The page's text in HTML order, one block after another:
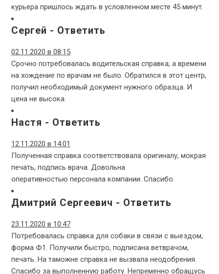
курьера пришлось ждать в условленном месте 45 минут.
Сергей - Ответить
02.11.2020 в 08:15
Срочно потребовалась водительская справка, а времени
на хождение по врачам не было. Обратился в этот центр,
получил необходимый документ нужного образца. И
цена не высока.
Настя - Ответить
12.11.2020 в 14:01
Полученная справка соответствовала оригиналу, мокрая
печать, подпись врача. Довольна
оперативностью персонала компании. Спасибо.
Дмитрий Сергеевич - Ответить
23.11.2020 в 10:47
Потребовалась справка для собаки в связи с выездом,
форма Ф1. Получили быстро, подписана ветврачом,
печать. На таможне справка не вызвала неодобрения.
Спасибо за выполненную работу. Непременно обращусь